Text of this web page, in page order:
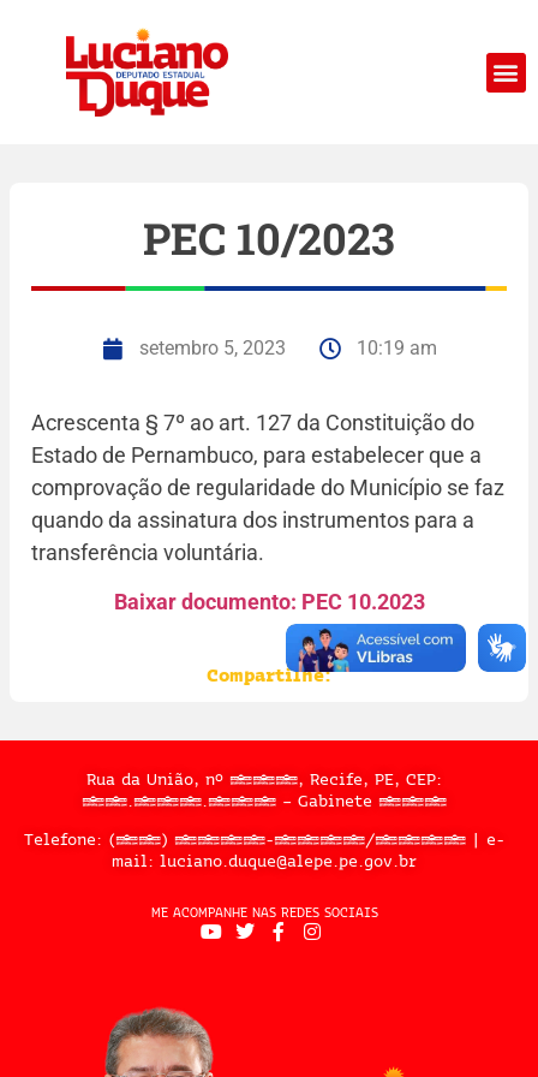
PEC 10/2023
setembro 5, 2023 10:19 am
Acrescenta § 7º ao art. 127 da Constituição do
Estado de Pernambuco, para estabelecer que a
comprovação de regularidade do Município se faz
quando da assinatura dos instrumentos para a
transferência voluntária.
Baixar documento: PEC 10.2023
Compartilhe:
Rua da União, nº 397, Recife, PE, CEP:
50.050.909 – Gabinete 302
Telefone: (81) 3183-2467/2324 | e-
mail: luciano.duque@alepe.pe.gov.br
ME ACOMPANHE NAS REDES SOCIAIS